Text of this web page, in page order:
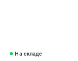
На складе